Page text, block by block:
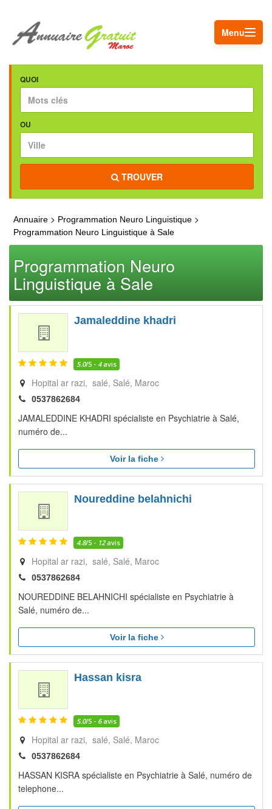
Menu
QUOI
OU
TROUVER
Annuaire > Programmation Neuro Linguistique >
Programmation Neuro Linguistique à Sale
Programmation Neuro
Linguistique à Sale
Jamaleddine khadri
5.0/5 - 4avis
Hopital ar razi, salé Salé Maroc
0537862684
JAMALEDDINE KHADRI spécialiste en Psychiatrie à Salé,
numéro de...
Voir la fiche
Noureddine belahnichi
4.8/5 - 12avis
Hopital ar razi, salé Salé Maroc
0537862684
NOUREDDINE BELAHNICHI spécialiste en Psychiatrie à
Salé, numéro de...
Voir la fiche
Hassan kisra
5.0/5 - 6avis
Hopital ar razi, salé Salé Maroc
0537862684
HASSAN KISRA spécialiste en Psychiatrie à Salé, numéro de
telephone...